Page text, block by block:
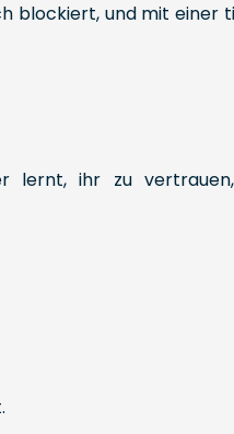
blockiert, und mit einer
lernt, ihr zu